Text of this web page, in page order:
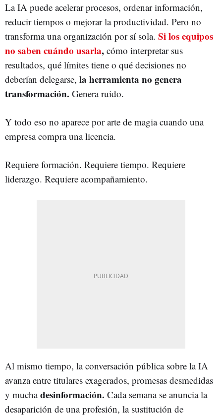
La IA puede acelerar procesos, ordenar información,
reducir tiempos o mejorar la productividad. Pero no
transforma una organización por sí sola. Si los equipos
no saben cuándo usarla, cómo interpretar sus
resultados, qué límites tiene o qué decisiones no
deberían delegarse, la herramienta no genera
transformación. Genera ruido.
Y todo eso no aparece por arte de magia cuando una
empresa compra una licencia.
Requiere formación. Requiere tiempo. Requiere
liderazgo. Requiere acompañamiento.
Al mismo tiempo, la conversación pública sobre la IA
avanza entre titulares exagerados, promesas desmedidas
y muchadesinformación. Cada semana se anuncia la
desaparición de una profesión, la sustitución de